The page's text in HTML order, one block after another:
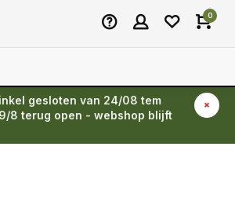
0
gesloten van 24/08 tem
8 terug open - webshop blijft